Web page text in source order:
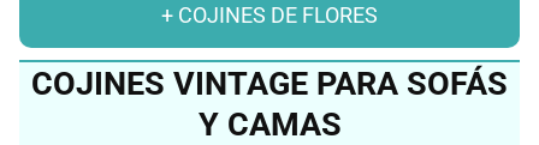
+ COJINES DE FLORES
COJINES VINTAGE PARA SOFÁS
Y CAMAS